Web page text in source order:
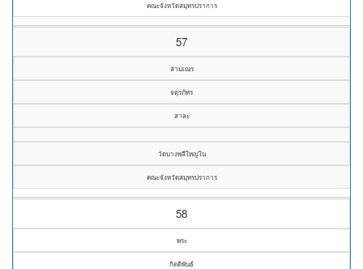
คณะจังหวัดสมุทรปราการ
57
สามเณร
จตุรภัทร
สาละ
วัดบางพลีใหญ่ใน
คณะจังหวัดสมุทรปราการ
58
พระ
กิตติพันธ์